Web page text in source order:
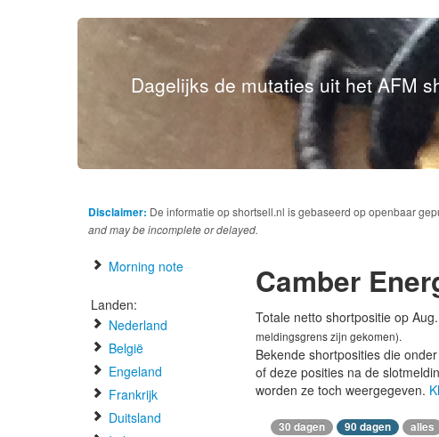
Dagelijks de mutaties uit het AFM
Disclaimer: De informatie op shortsell.nl is gebaseerd op openbaar
and may be incomplete or delayed.
Morning note
Landen:
Nederland
België
Engeland
Frankrijk
Duitsland
Camber
Totale netto shortpositie op
meldingsgrens zijn gekomen).
Bekende shortposities die
of deze posities na de
worden ze toch weergegeven.
30 dagen 90 dagen alles